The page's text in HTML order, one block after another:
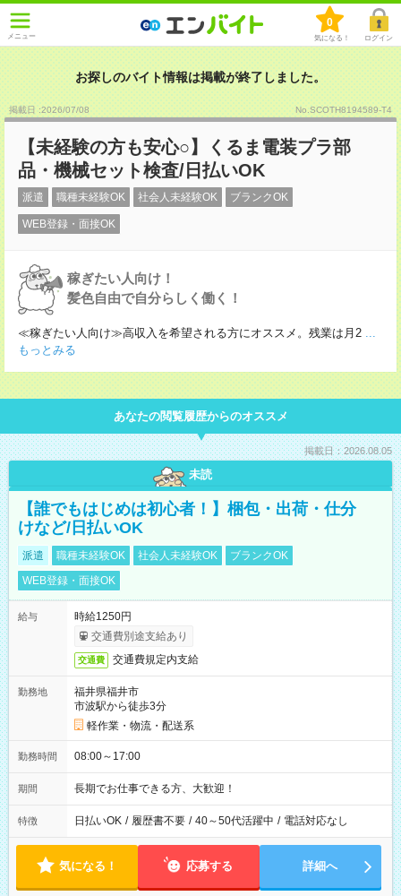
メニュー
0
気になる！ ログイン
お探しのバイト情報は掲載が終了しました。
掲載日 :2026/07/08 No.SCOTH8194589-T4
【未経験の方も安心○】くるま電装プラ部
品・機械セット検査/日払いOK
派遣 職種未経験OK 社会人未経験OK ブランクOK
WEB登録・面接OK
稼ぎたい人向け！
髪色自由で自分らしく働く！
≪稼ぎたい人向け≫高収入を希望される方にオススメ。残業は月2 ...
もっとみる
あなたの閲覧履歴からのオススメ
掲載日：2026.08.05
未読
【誰でもはじめは初心者！】梱包・出荷・仕分
けなど/日払いOK
派遣 職種未経験OK 社会人未経験OK
ブランクOK
WEB登録・面接OK
給与
時給1250円
交通費別途支給あり
交通費 交通費規定内支給
勤務地
福井県福井市
市波駅から徒歩3分
軽作業・物流・配送系
勤務時間 08:00～17:00
期間 長期でお仕事できる方、大歓迎！
特徴 日払いOK / 履歴書不要 / 40～50代活躍中 / 電話対応なし
気になる！ 応募する 詳細へ